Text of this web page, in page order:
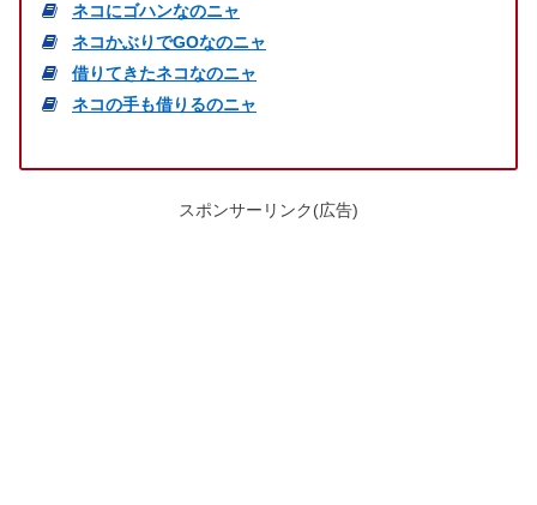
ネコにゴハンなのニャ
ネコかぶりでGOなのニャ
借りてきたネコなのニャ
ネコの手も借りるのニャ
スポンサーリンク(広告)